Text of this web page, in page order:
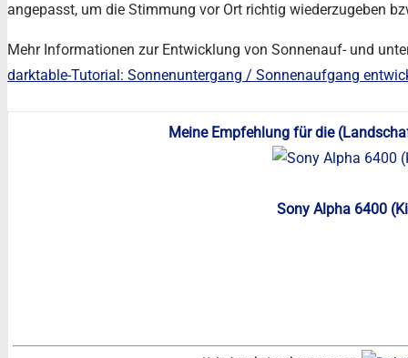
angepasst, um die Stimmung vor Ort richtig wiederzugeben
Mehr Informationen zur Entwicklung von Sonnenauf- und
darktable-Tutorial: Sonnenuntergang / Sonnenaufgang
Meine Empfehlung für die
Sony Alpha 6400